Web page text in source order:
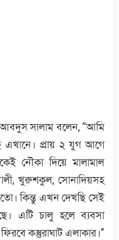
আবদুস সালাম বলেন, “আমি
এখানে। প্রায় ২ যুগ আগে
নৌকা দিয়ে মালামাল
খুরুশকুল, সোনাদিয়সহ
কিন্তু এখন দেখছি সেই
এটি চালু হলে ব্যবসা
ফিরবে কস্তুরাঘাট এলাকার।”